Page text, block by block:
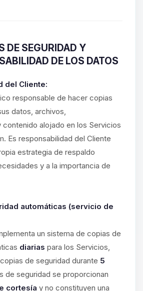
DE SEGURIDAD Y
DE LOS DATOS
del Cliente:
responsable de hacer copias
datos, archivos,
alojado en los Servicios
Es responsabilidad del Cliente
estrategia de respaldo
y a la importancia de
automáticas (servicio de
un sistema de copias de
diarias para los Servicios,
de seguridad durante 5
de seguridad se proporcionan
cortesía y no constituyen una